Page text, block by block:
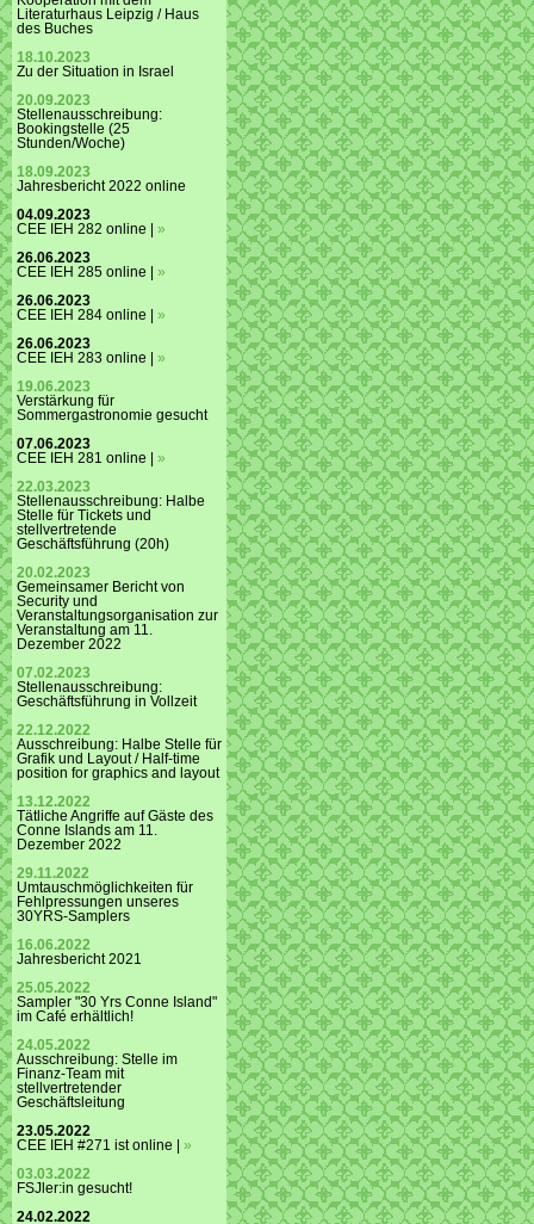
Literaturhaus Leipzig / Haus
des Buches
18.10.2023
Zu der Situation in Israel
20.09.2023
Stellenausschreibung:
Bookingstelle (25
Stunden/Woche)
18.09.2023
Jahresbericht 2022 online
04.09.2023
CEE IEH 282 online | »
26.06.2023
CEE IEH 285 online | »
26.06.2023
CEE IEH 284 online | »
26.06.2023
CEE IEH 283 online | »
19.06.2023
Verstärkung für
Sommergastronomie gesucht
07.06.2023
CEE IEH 281 online | »
22.03.2023
Stellenausschreibung: Halbe
Stelle für Tickets und
stellvertretende
Geschäftsführung (20h)
20.02.2023
Gemeinsamer Bericht von
Security und
Veranstaltungsorganisation zur
Veranstaltung am 11.
Dezember 2022
07.02.2023
Stellenausschreibung:
Geschäftsführung in Vollzeit
22.12.2022
Ausschreibung: Halbe Stelle für
Grafik und Layout / Half-time
position for graphics and layout
13.12.2022
Tätliche Angriffe auf Gäste des
Conne Islands am 11.
Dezember 2022
29.11.2022
Umtauschmöglichkeiten für
Fehlpressungen unseres
30YRS-Samplers
16.06.2022
Jahresbericht 2021
25.05.2022
Sampler "30 Yrs Conne Island"
im Café erhältlich!
24.05.2022
Ausschreibung: Stelle im
Finanz-Team mit
stellvertretender
Geschäftsleitung
23.05.2022
CEE IEH #271 ist online | »
03.03.2022
FSJler:in gesucht!
24.02.2022